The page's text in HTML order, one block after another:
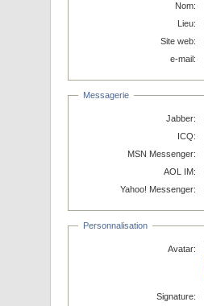
Nom:
Lieu:
Site web:
e-mail:
Messagerie
Jabber:
ICQ:
MSN Messenger:
AOL IM:
Yahoo! Messenger:
Personnalisation
Avatar:
Signature: